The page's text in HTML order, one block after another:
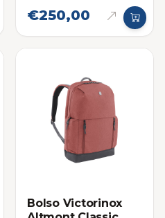
€250,00
Bolso Victorinox